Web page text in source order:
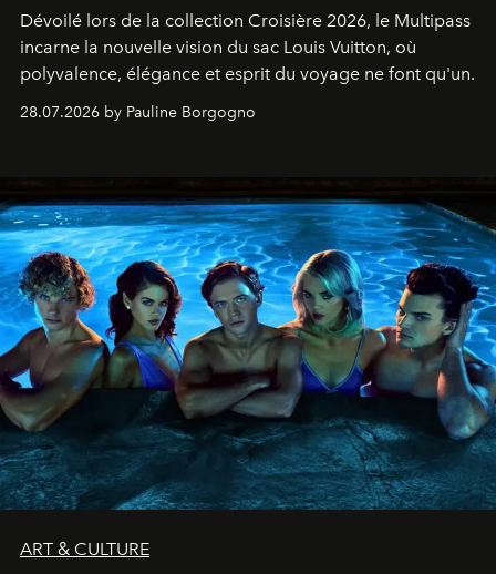
Dévoilé lors de la collection Croisière 2026, le Multipass
incarne la nouvelle vision du sac Louis Vuitton, où
polyvalence, élégance et esprit du voyage ne font qu'un.
28.07.2026 by Pauline Borgogno
ART & CULTURE